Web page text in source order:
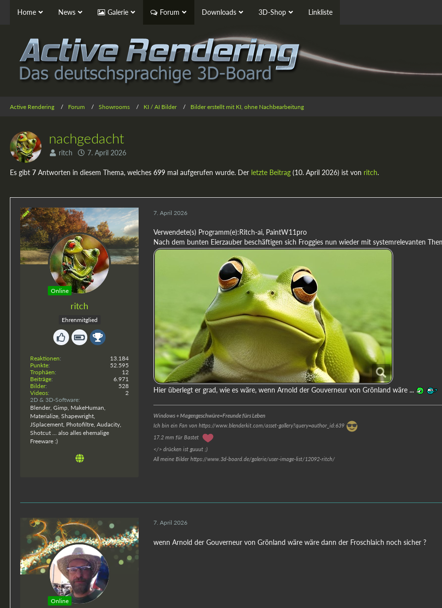
Home News Galerie Forum Downloads 3D-Shop Linkliste
Active Rendering Forum Showrooms KI / AI Bilder Bilder erstellt mit KI, ohne Nachbearbeitung
nachgedacht
ritch 7. April 2026
Es gibt 7 Antworten in diesem Thema, welches 699 mal aufgerufen wurde. Der letzte Beitrag (10. April 2026) ist von ritch.
Online
ritch
Ehrenmitglied
Reaktionen
13.184
Punkte
52.595
Trophäen
12
Beiträge
6.971
Bilder
528
Videos
2
2D & 3D-Software
Blender, Gimp, MakeHuman,
Materialize, Shapewright,
JSplacement, Photofiltre, Audacity,
Shotcut ... also alles ehemalige
Freeware :)
7. April 2026
Verwendete(s) Programm(e):Ritch-ai, PaintW11pro
Nach dem bunten Eierzauber beschäftigen sich Froggies nun wieder mit systemrelevanten
Hier überlegt er grad, wie es wäre, wenn Arnold der Gouverneur von Grönland wäre ...
Windows + Magengeschwüre=Freunde fürs Leben
Ich bin ein Fan von https://www.blenderkit.com/asset-gallery?query=author_id:639
17.2 mm für Bastet
</> drücken ist guuut ;)
All meine Bilder https://www.3d-board.de/galerie/user-image-list/12092-ritch/
Online
7. April 2026
wenn Arnold der Gouverneur von Grönland wäre wäre dann der Froschlaich noch sicher ?